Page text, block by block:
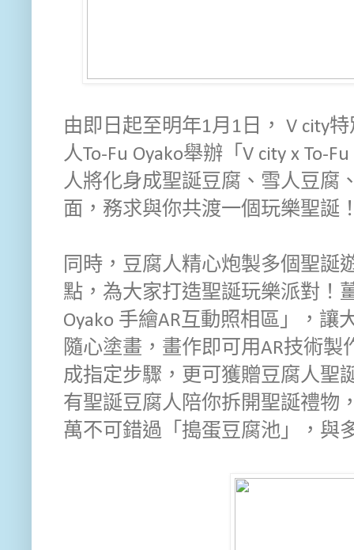
由即日起至明年1月1日， V city
人To-Fu Oyako舉辦「V city x To-
人將化身成聖誕豆腐、雪人豆腐
面，務求與你共渡一個玩樂聖誕
同時，豆腐人精心炮製多個聖誕
點，為大家打造聖誕玩樂派對！
Oyako 手繪AR互動照相區」，
隨心塗畫，畫作即可用AR技術製
成指定步驟，更可獲贈豆腐人聖
有聖誕豆腐人陪你拆開聖誕禮物
萬不可錯過「搗蛋豆腐池」，與